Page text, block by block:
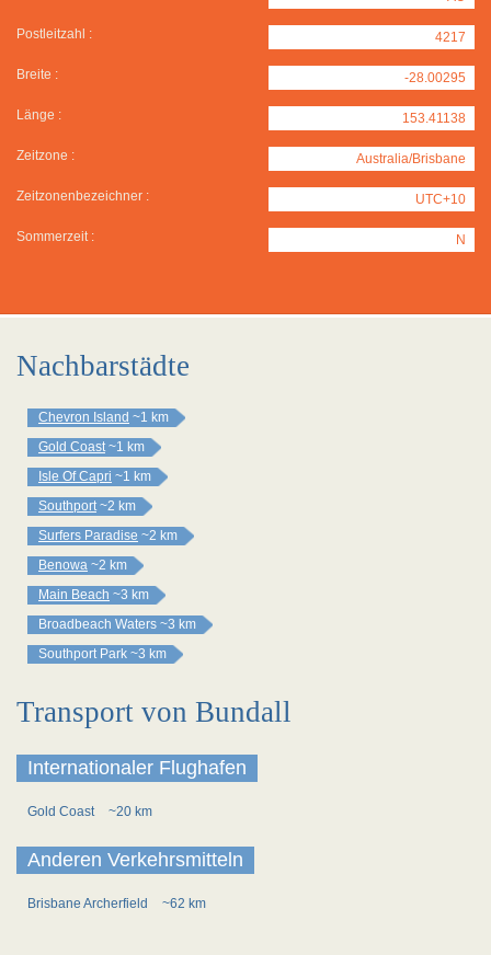
Postleitzahl : 4217
Breite : -28.00295
Länge : 153.41138
Zeitzone : Australia/Brisbane
Zeitzonenbezeichner : UTC+10
Sommerzeit : N
Nachbarstädte
Chevron Island ~1 km
Gold Coast ~1 km
Isle Of Capri ~1 km
Southport ~2 km
Surfers Paradise ~2 km
Benowa ~2 km
Main Beach ~3 km
Broadbeach Waters ~3 km
Southport Park ~3 km
Transport von Bundall
Internationaler Flughafen
Gold Coast ~20 km
Anderen Verkehrsmitteln
Brisbane Archerfield ~62 km